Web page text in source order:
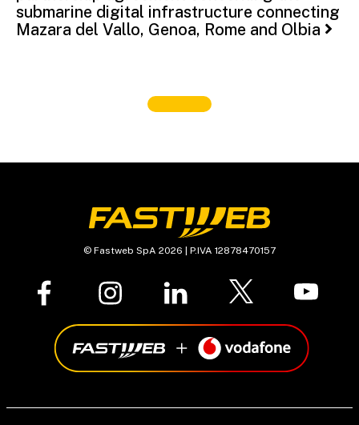
submarine digital infrastructure connecting
Mazara del Vallo, Genoa, Rome and Olbia
© Fastweb SpA 2026 | P.IVA 12878470157